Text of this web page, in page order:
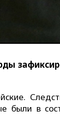
были в